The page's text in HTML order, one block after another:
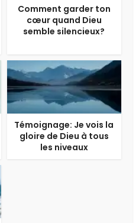
Comment garder ton
cœur quand Dieu
semble silencieux?
Témoignage: Je vois la
gloire de Dieu à tous
les niveaux